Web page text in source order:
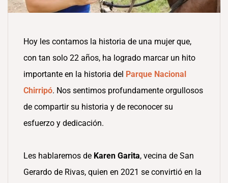
Hoy les contamos la historia de una mujer que,
con tan solo 22 años, ha logrado marcar un hito
importante en la historia del Parque Nacional
Chirripó. Nos sentimos profundamente orgullosos
de compartir su historia y de reconocer su
esfuerzo y dedicación.
Les hablaremos de Karen Garita, vecina de San
Gerardo de Rivas, quien en 2021 se convirtió en la